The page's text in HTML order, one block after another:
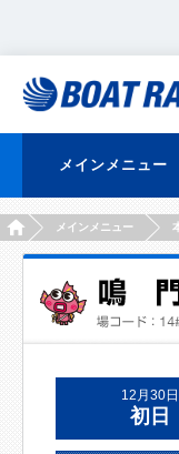
メインメニュー
HOMEメインメニュー
12月30日
初日